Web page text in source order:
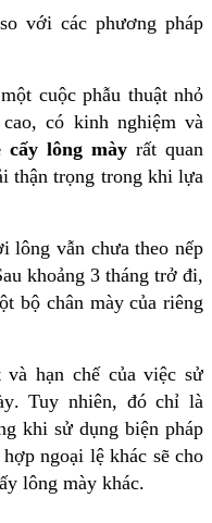
với các phương pháp
cuộc phẫu thuật nhỏ
có kinh nghiệm và
cấy lông mày rất quan
thận trọng trong khi lựa
lông vẫn chưa theo nếp
khoảng 3 tháng trở đi,
bộ chân mày của riêng
hạn chế của việc sử
Tuy nhiên, đó chỉ là
khi sử dụng biện pháp
ngoại lệ khác sẽ cho
lông mày khác.